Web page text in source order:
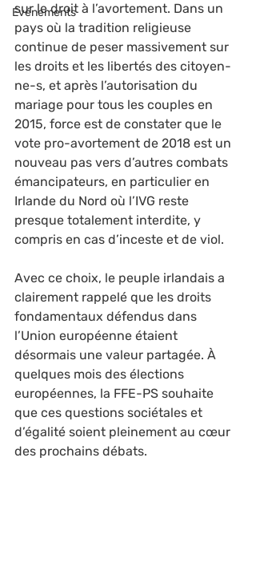
Événements
sur le droit à l’avortement. Dans un
pays où la tradition religieuse
continue de peser massivement sur
les droits et les libertés des citoyen-
ne-s, et après l’autorisation du
mariage pour tous les couples en
2015, force est de constater que le
vote pro-avortement de 2018 est un
nouveau pas vers d’autres combats
émancipateurs, en particulier en
Irlande du Nord où l’IVG reste
presque totalement interdite, y
compris en cas d’inceste et de viol.
Avec ce choix, le peuple irlandais a
clairement rappelé que les droits
fondamentaux défendus dans
l’Union européenne étaient
désormais une valeur partagée. À
quelques mois des élections
européennes, la FFE-PS souhaite
que ces questions sociétales et
d’égalité soient pleinement au cœur
des prochains débats.